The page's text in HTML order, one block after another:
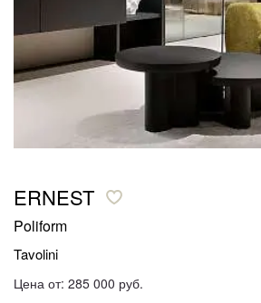
ERNEST
Poliform
Tavolini
Цена от: 285 000 руб.